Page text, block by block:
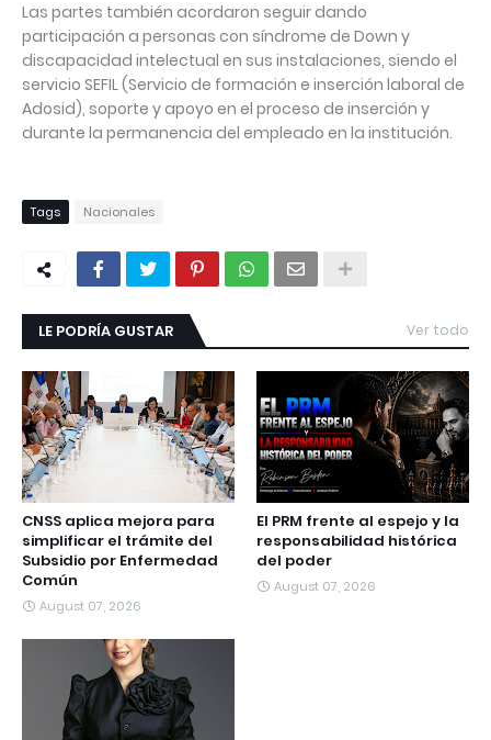
Las partes también acordaron seguir dando
participación a personas con síndrome de Down y
discapacidad intelectual en sus instalaciones, siendo el
servicio SEFIL (Servicio de formación e inserción laboral de
Adosid), soporte y apoyo en el proceso de inserción y
durante la permanencia del empleado en la institución.
Tags Nacionales
LE PODRÍA GUSTAR Ver todo
CNSS aplica mejora para
simplificar el trámite del
Subsidio por Enfermedad
Común
August 07, 2026
El PRM frente al espejo y la
responsabilidad histórica
del poder
August 07, 2026